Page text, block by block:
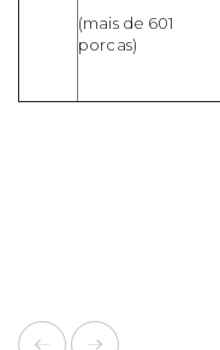
(mais de 601
porcas)